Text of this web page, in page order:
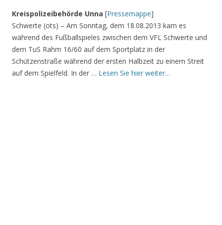
Kreispolizeibehörde Unna [Pressemappe]
Schwerte (ots) – Am Sonntag, dem 18.08.2013 kam es
während des Fußballspieles zwischen dem VFL Schwerte und
dem TuS Rahm 16/60 auf dem Sportplatz in der
Schützenstraße während der ersten Halbzeit zu einem Streit
auf dem Spielfeld. In der … Lesen Sie hier weiter…